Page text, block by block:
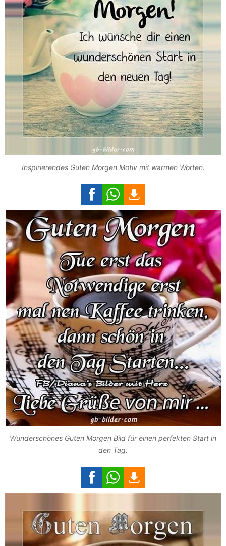
Inspirierendes Guten Morgen Motiv mit warmen Worten.
Wunderschönes Guten Morgen Bild für einen perfekten Start in
den Tag.